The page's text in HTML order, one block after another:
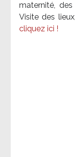
maternité,
Visite des
cliquez ici !